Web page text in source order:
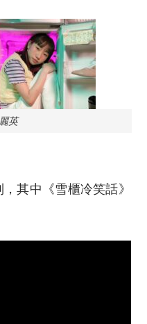
麗英
其中《雪櫃冷笑話》